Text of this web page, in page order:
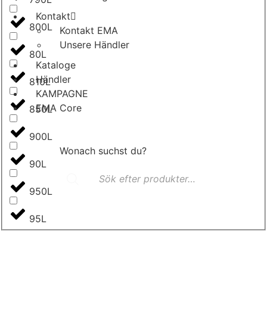
800L
80L
810L
850L
900L
90L
950L
95L
Kontakt
Kontakt EMA
Unsere Händler
Kataloge
Händler
KAMPAGNE
EMA Core
Wonach suchst du?